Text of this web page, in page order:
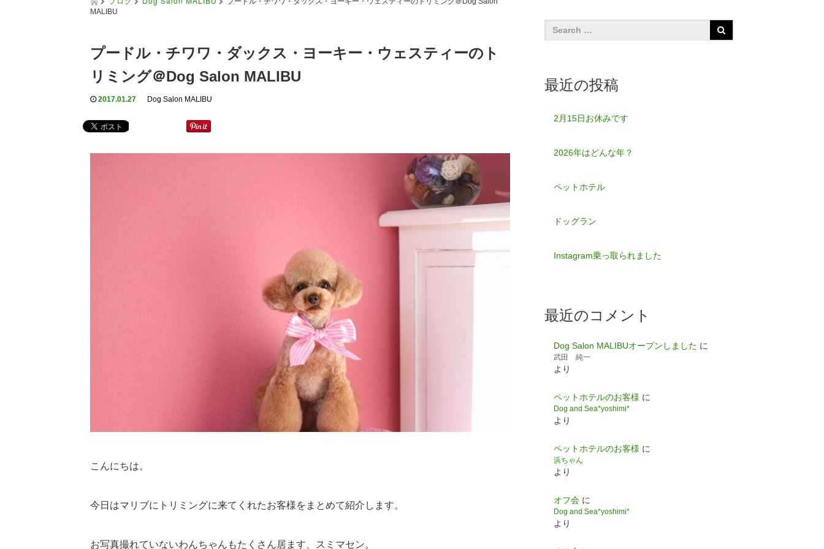
MALIBU
プードル・チワワ・ダックス・ヨーキー・ウェスティーのト
リミング＠Dog Salon MALIBU
2017.01.27 Dog Salon MALIBU
こんにちは。
今日はマリブにトリミングに来てくれたお客様をまとめて紹介します。
お写真撮れていないわんちゃんもたくさん居ます、スミマセン。
最近の投稿
2月15日お休みです
2026年はどんな年？
ペットホテル
ドッグラン
Instagram乗っ取られました
最近のコメント
Dog Salon MALIBUオープンしました に
武田 純一
より
ペットホテルのお客様 に
Dog and Sea*yoshimi*
より
ペットホテルのお客様 に
浜ちゃん
より
オフ会 に
Dog and Sea*yoshimi*
より